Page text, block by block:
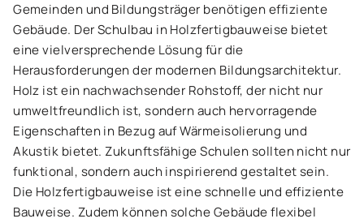
Gemeinden und Bildungsträger benötigen effiziente
Gebäude. Der Schulbau in Holzfertigbauweise bietet
eine vielversprechende Lösung für die
Herausforderungen der modernen Bildungsarchitektur.
Holz ist ein nachwachsender Rohstoff, der nicht nur
umweltfreundlich ist, sondern auch hervorragende
Eigenschaften in Bezug auf Wärmeisolierung und
Akustik bietet. Zukunftsfähige Schulen sollten nicht nur
funktional, sondern auch inspirierend gestaltet sein.
Die Holzfertigbauweise ist eine schnelle und effiziente
Bauweise. Zudem können solche Gebäude flexibel